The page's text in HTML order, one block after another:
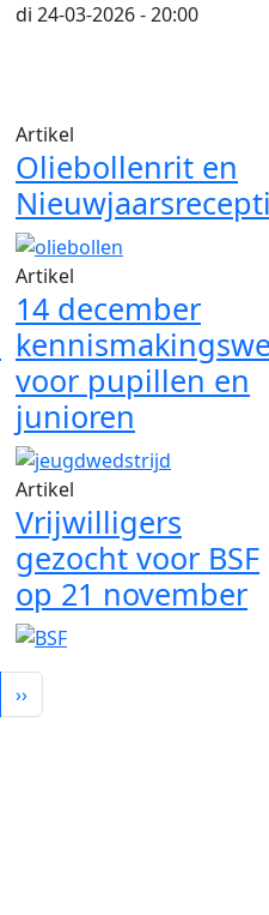
di 24-03-2026 - 20:00
Artikel
Oliebollenrit en
Artikel
14 december
voor pupillen en
junioren
Artikel
Vrijwilligers
gezocht voor BSF
op 21 november
Volgende pagina
››